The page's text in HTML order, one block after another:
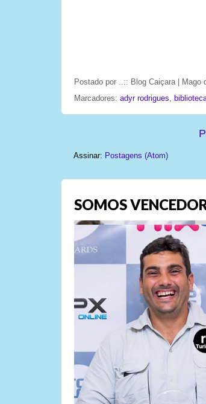
Postado por ..:: Blog Caiçara | Mago
Marcadores: adyr rodrigues
Assinar: Postagens (Atom)
SOMOS